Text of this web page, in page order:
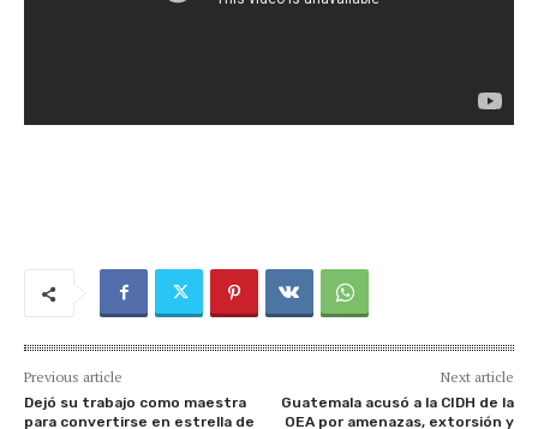
Previous article
Dejó su trabajo como maestra
para convertirse en estrella de
Next article
Guatemala acusó a la CIDH de la
OEA por amenazas, extorsión y